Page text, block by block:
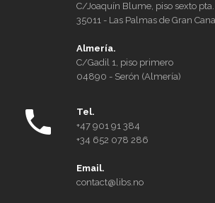
C/Joaquín Blume, piso sexto pta.
35011 - Las Palmas de Gran
Almería.
C/Gadil 1, piso primero
04890 - Serón (Almería)
Tel.
+47 901 91 384
+34 652 078 286
Email.
contact@libs.no